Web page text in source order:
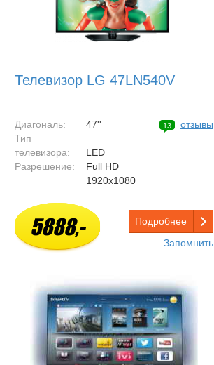
Телевизор LG 47LN540V
Диагональ:
47''
Тип
телевизора:
LED
Разрешение:
Full HD
1920x1080
13 отзывы
5888,-
Подробнее
Запомнить